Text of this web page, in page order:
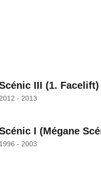
III (1. Facelift)
2012 - 2013
I (Mégane
1996 - 2003